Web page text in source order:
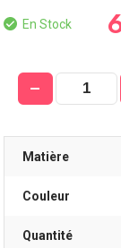
En Stock
Matière
Couleur
Quantité